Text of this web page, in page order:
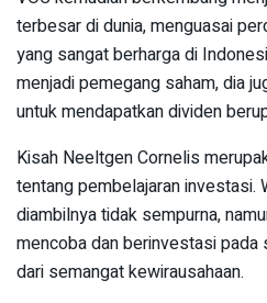
terbesar di dunia, menguasai
yang sangat berharga di
menjadi pemegang saham, dia
untuk mendapatkan dividen
Kisah Neeltgen Cornelis
tentang pembelajaran investasi.
diambilnya tidak sempurna,
mencoba dan berinvestasi pada
dari semangat kewirausahaan.